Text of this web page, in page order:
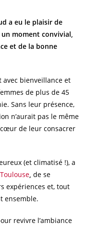
a eu le plaisir de
moment convivial,
et de la bonne
avec bienveillance et
de plus de 45
Sans leur présence,
n’aurait pas le même
de leur consacrer
(et climatisé !), a
, de se
expériences et, tout
ensemble.
revivre l’ambiance